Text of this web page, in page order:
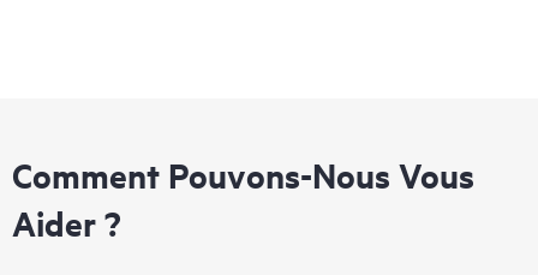
Comment Pouvons-Nous Vous
Aider ?